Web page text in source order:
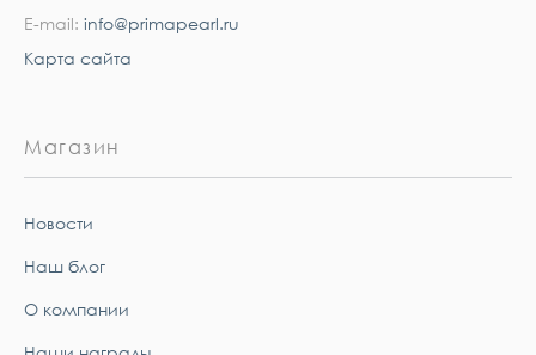
E-mail: info@primapearl.ru
Карта сайта
Магазин
Новости
Наш блог
О компании